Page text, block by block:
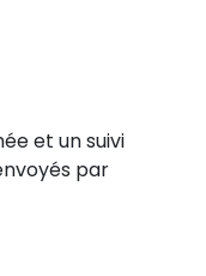
et un suivi
par